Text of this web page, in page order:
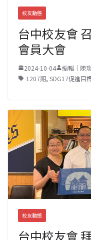
校友動態
台中校友會
會員大會
2024-10-04
編輯｜陳
1207期, SDG17促進目
校友動態
台中校友會